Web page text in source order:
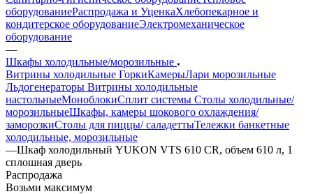
оборудованиеРаспродажа и УценкаХлебопекарное и
кондитерское оборудованиеЭлектромеханическое
оборудование
—
Шкафы холодильные/морозильные
Витрины холодильные ГоркиКамерыЛари морозильные
Льдогенераторы Витрины холодильные
настольныеМоноблокиСплит системы Столы холодильные/
морозильныеШкафы, камеры шокового охлаждения/
заморозкиСтолы для пиццы/ саладеттыТележки банкетные
холодильные, морозильные
—Шкаф холодильный YUKON VTS 610 CR, объем 610 л, 1
сплошная дверь
Распродажа
Возьми максимум